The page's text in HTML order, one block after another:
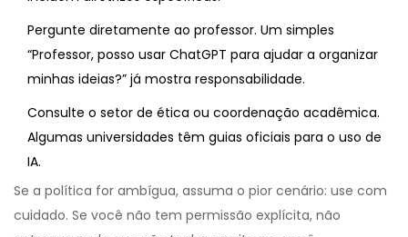
Pergunte diretamente ao professor. Um simples
“Professor, posso usar ChatGPT para ajudar a organizar
minhas ideias?” já mostra responsabilidade.
Consulte o setor de ética ou coordenação acadêmica.
Algumas universidades têm guias oficiais para o uso de
IA.
Se a política for ambígua, assuma o pior cenário: use com
cuidado. Se você não tem permissão explícita, não